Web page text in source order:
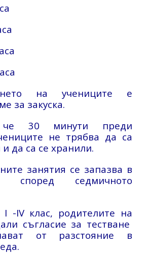
на учениците е
за закуска.
че 30 минути преди
не трябва да са
да са се хранили.
занятия се запазва в
седмичното
-IV клас, родителите на
съгласие за тестване
от разстояние в